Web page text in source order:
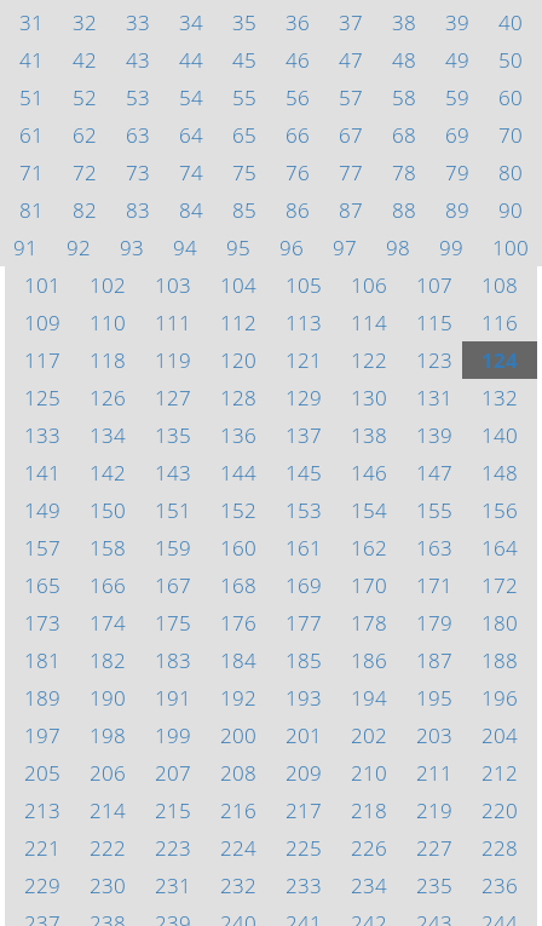
31
32 33 34 35 36 37 38 39
40
41
42 43 44 45 46 47 48 49
50
51
52 53 54 55 56 57 58 59
60
61
62 63 64 65 66 67 68 69
70
71
72 73 74 75 76 77 78 79
80
81
82 83 84 85 86 87 88 89
90
91
92 93 94 95 96 97 98 99
100
101
102 103 104 105 106 107
108
109
110 111 112 113 114 115
116
117
118 119 120 121 122 123
124
125
126 127 128 129 130 131
132
133
134 135 136 137 138 139
140
141
142 143 144 145 146 147
148
149
150 151 152 153 154 155
156
157
158 159 160 161 162 163
164
165
166 167 168 169 170 171
172
173
174 175 176 177 178 179
180
181
182 183 184 185 186 187
188
189
190 191 192 193 194 195
196
197
198 199 200 201 202 203
204
205
206 207 208 209 210 211
212
213
214 215 216 217 218 219
220
221
222 223 224 225 226 227
228
229
230 231 232 233 234 235
236